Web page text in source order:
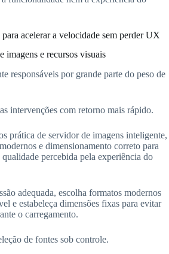
acelerar a velocidade sem perder UX
imagens e recursos visuais
responsáveis por grande parte do peso de
intervenções com retorno mais rápido.
prática de servidor de imagens inteligente,
e dimensionamento correto para
percebida pela experiência do
adequada, escolha formatos modernos
e estabeleça dimensões fixas para evitar
o carregamento.
de fontes sob controle.